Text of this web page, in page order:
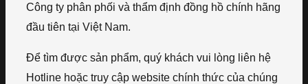
Công ty phân phối và thẩm định đồng hồ chính hãng
đầu tiên tại Việt Nam.
Để tìm được sản phẩm, quý khách vui lòng liên hệ
Hotline hoặc truy cập website chính thức của chúng